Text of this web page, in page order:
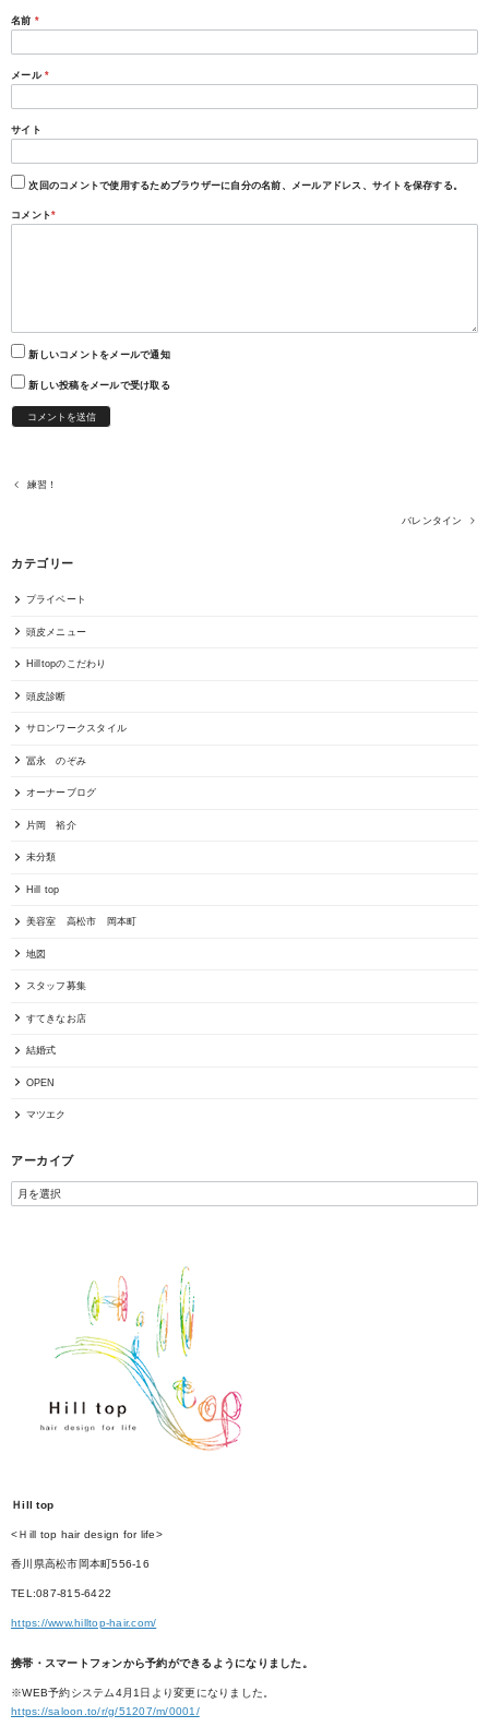
名前 *
メール *
サイト
次回のコメントで使用するためブラウザーに自分の名前、メールアドレス、サイトを保存する。
コメント*
新しいコメントをメールで通知
新しい投稿をメールで受け取る
練習！
バレンタイン
カテゴリー
プライベート
頭皮メニュー
Hilltopのこだわり
頭皮診断
サロンワークスタイル
冨永 のぞみ
オーナーブログ
片岡 裕介
未分類
Hill top
美容室 高松市 岡本町
地図
スタッフ募集
すてきなお店
結婚式
OPEN
マツエク
アーカイブ
Ｈill top
<Ｈill top hair design for life>
香川県高松市岡本町556-16
TEL:087-815-6422
https://www.hilltop-hair.com/
携帯・スマートフォンから予約ができるようになりました。
※WEB予約システム4月1日より変更になりました。
https://saloon.to/r/g/51207/m/0001/